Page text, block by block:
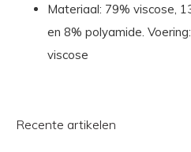
Materiaal: 79% viscose,
en 8% polyamide.
viscose
Recente artikelen